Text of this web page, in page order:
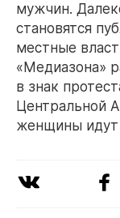
мужчин.
становятся
местные
«Медиазона»
в знак
Центральной
женщины идут